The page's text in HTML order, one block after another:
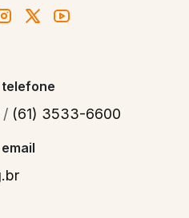
/ (61) 3533-6600